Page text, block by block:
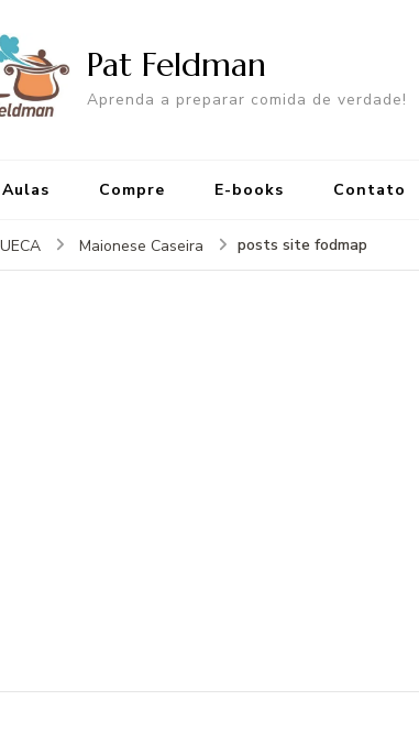
Pat Feldman
Aprenda a preparar comida de verdade!
Aulas Compre E-books Contato
Maionese Caseira posts site fodmap